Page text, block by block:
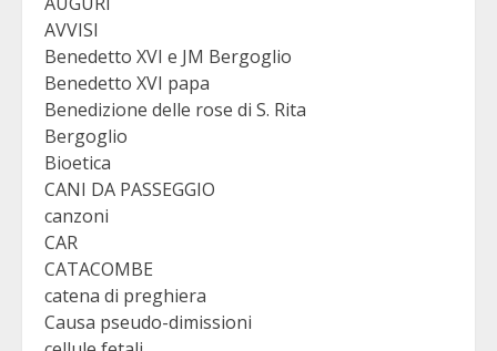
AVVISI
Benedetto XVI e JM Bergoglio
Benedetto XVI papa
Benedizione delle rose di S. Rita
Bergoglio
Bioetica
CANI DA PASSEGGIO
canzoni
CAR
CATACOMBE
catena di preghiera
Causa pseudo-dimissioni